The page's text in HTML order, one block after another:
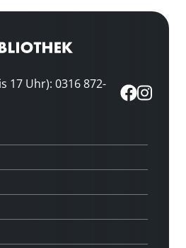
17 Uhr): 0316 872-